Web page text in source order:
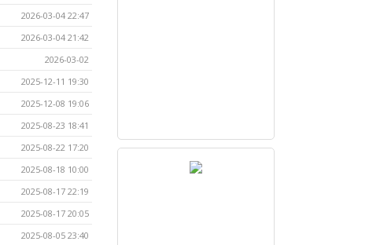
2026-03-04 22:47
2026-03-04 21:42
2026-03-02
2025-12-11 19:30
2025-12-08 19:06
2025-08-23 18:41
2025-08-22 17:20
2025-08-18 10:00
2025-08-17 22:19
2025-08-17 20:05
2025-08-05 23:40